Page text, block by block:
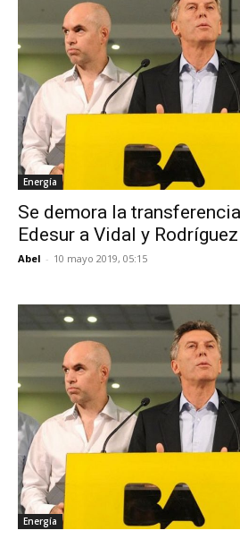
Energía
Se demora la
Edesur a Vidal y
Abel - 10 mayo 2019, 05:15
Energía